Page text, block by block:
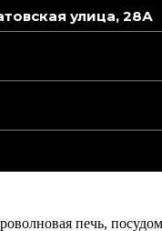
улица, 28А
печь,